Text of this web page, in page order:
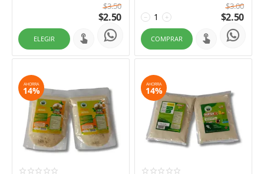
$3.50
$2.50
ELEGIR
+
−
$3.00
$2.50
COMPRAR
AHORRA
14%
AHORRA
14%